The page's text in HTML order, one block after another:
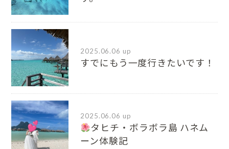
2025.06.06 up
すでにもう一度行きたいです！
2025.06.06 up
タヒチ・ボラボラ島 ハネム
ーン体験記